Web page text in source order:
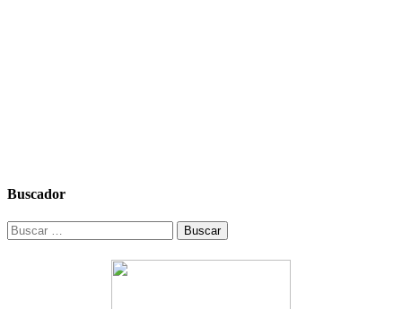
Buscador
Buscar: